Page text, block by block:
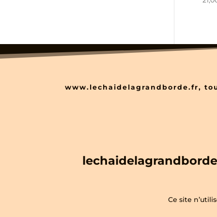
www.lechaidelagrandborde.fr,
Ce site